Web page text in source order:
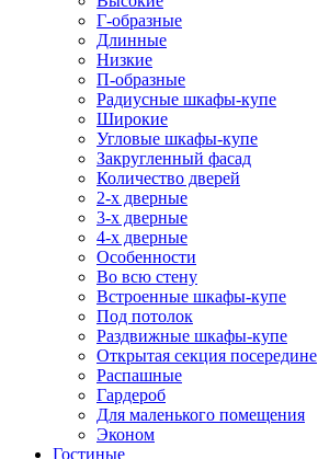
Г-образные
Длинные
Низкие
П-образные
Радиусные шкафы-купе
Широкие
Угловые шкафы-купе
Закругленный фасад
Количество дверей
2-х дверные
3-х дверные
4-х дверные
Особенности
Во всю стену
Встроенные шкафы-купе
Под потолок
Раздвижные шкафы-купе
Открытая секция посередине
Распашные
Гардероб
Для маленького помещения
Эконом
Гостиные